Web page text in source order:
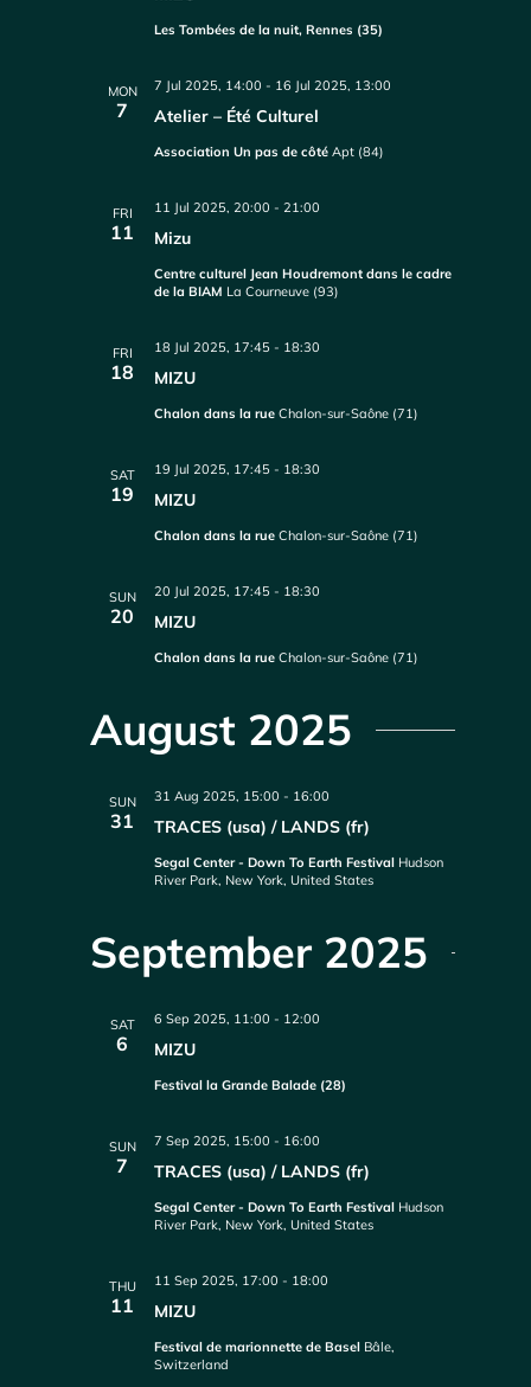
Les Tombées de la nuit, Rennes (35)
MON
7 Atelier – Été Culturel
7 Jul 2025, 14:00 - 16 Jul 2025, 13:00
Association Un pas de côtéApt (84)
FRI
11 Mizu
11 Jul 2025, 20:00 -21:00
Centre culturel Jean Houdremont dans le cadre
de la BIAM La Courneuve (93)
FRI
18 MIZU
18 Jul 2025, 17:45 - 18:30
Chalon dans la rueChalon-sur-Saône (71)
SAT
19 MIZU
19 Jul 2025, 17:45 - 18:30
Chalon dans la rueChalon-sur-Saône (71)
SUN
20 MIZU
20 Jul 2025, 17:45 - 18:30
Chalon dans la rueChalon-sur-Saône (71)
August 2025
SUN
31 TRACES (usa) / LANDS (fr)
31 Aug 2025, 15:00 - 16:00
Segal Center - Down To Earth Festival Hudson
River Park, New York, United States
September 2025
SAT
6 MIZU
6 Sep 2025, 11:00 - 12:00
Festival la Grande Balade (28)
SUN
7 TRACES (usa) / LANDS (fr)
7 Sep 2025, 15:00 - 16:00
Segal Center - Down To Earth Festival Hudson
River Park, New York, United States
THU
11 MIZU
11 Sep 2025, 17:00 - 18:00
Festival de marionnette de Basel Bâle,
Switzerland